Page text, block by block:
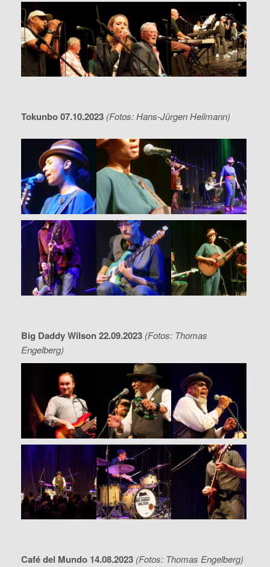
Tokunbo 07.10.2023 (Fotos: Hans-Jürgen Heilmann)
Big Daddy Wilson 22.09.2023 (Fotos: Thomas
Engelberg)
Café del Mundo 14.08.2023 (Fotos: Thomas Engelberg)